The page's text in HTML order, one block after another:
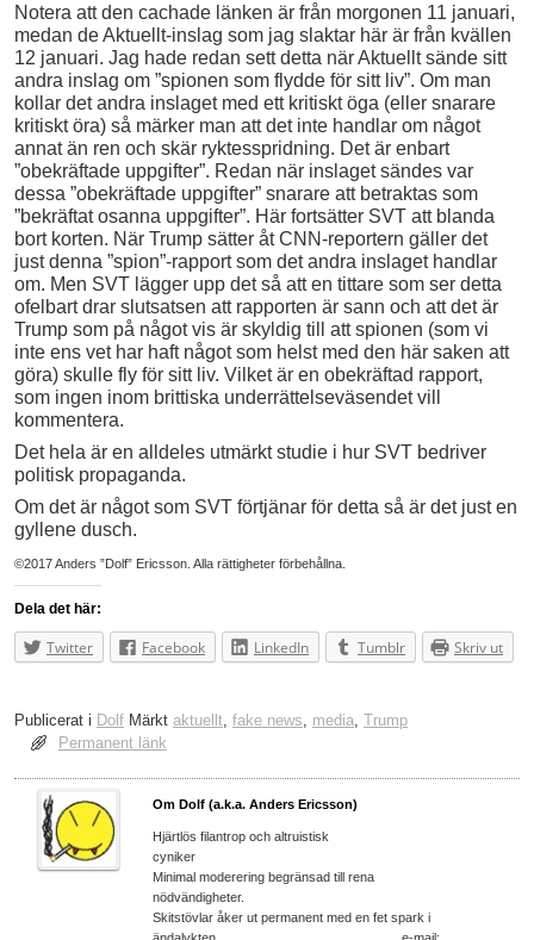
Notera att den cachade länken är från morgonen 11 januari,
medan de Aktuellt-inslag som jag slaktar här är från kvällen
12 januari. Jag hade redan sett detta när Aktuellt sände sitt
andra inslag om ”spionen som flydde för sitt liv”. Om man
kollar det andra inslaget med ett kritiskt öga (eller snarare
kritiskt öra) så märker man att det inte handlar om något
annat än ren och skär ryktesspridning. Det är enbart
”obekräftade uppgifter”. Redan när inslaget sändes var
dessa ”obekräftade uppgifter” snarare att betraktas som
”bekräftat osanna uppgifter”. Här fortsätter SVT att blanda
bort korten. När Trump sätter åt CNN-reportern gäller det
just denna ”spion”-rapport som det andra inslaget handlar
om. Men SVT lägger upp det så att en tittare som ser detta
ofelbart drar slutsatsen att rapporten är sann och att det är
Trump som på något vis är skyldig till att spionen (som vi
inte ens vet har haft något som helst med den här saken att
göra) skulle fly för sitt liv. Vilket är en obekräftad rapport,
som ingen inom brittiska underrättelseväsendet vill
kommentera.
Det hela är en alldeles utmärkt studie i hur SVT bedriver
politisk propaganda.
Om det är något som SVT förtjänar för detta så är det just en
gyllene dusch.
©2017 Anders ”Dolf” Ericsson. Alla rättigheter förbehållna.
Dela det här:
Twitter Facebook LinkedIn Tumblr Skriv ut
Publicerat i Dolf Märkt aktuellt fake news media Trump
Permanent länk
Om Dolf (a.k.a. Anders Ericsson)
Hjärtlös filantrop och altruistisk
cyniker
Minimal moderering begränsad till rena
nödvändigheter.
Skitstövlar åker ut permanent med en fet spark i